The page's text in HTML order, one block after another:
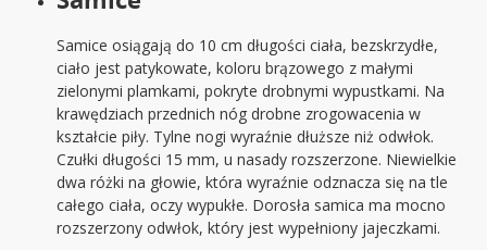
Samice osiągają do 10 cm długości ciała, bezskrzydłe,
ciało jest patykowate, koloru brązowego z małymi
zielonymi plamkami, pokryte drobnymi wypustkami. Na
krawędziach przednich nóg drobne zrogowacenia w
kształcie piły. Tylne nogi wyraźnie dłuższe niż odwłok.
Czułki długości 15 mm, u nasady rozszerzone. Niewielkie
dwa różki na głowie, która wyraźnie odznacza się na tle
całego ciała, oczy wypukłe. Dorosła samica ma mocno
rozszerzony odwłok, który jest wypełniony jajeczkami.